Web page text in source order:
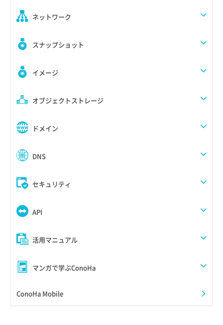
ネットワーク
スナップショット
イメージ
オブジェクトストレージ
ドメイン
DNS
セキュリティ
API
活用マニュアル
マンガで学ぶConoHa
ConoHa Mobile